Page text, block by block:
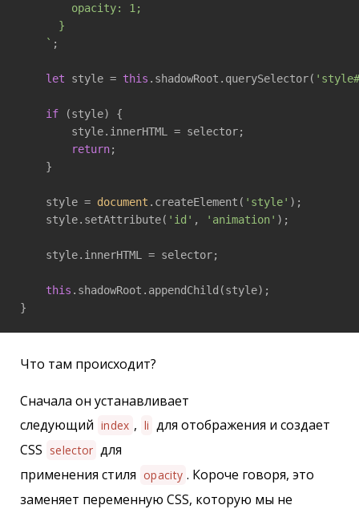
        opacity: 1;
      }
    `
;
let style = this .shadowRoot.querySelector(
if (style) {
        style.innerHTML = selector;
return;
    }
    style =
document .createElement( 'style' );
    style.setAttribute(
'id' , 'animation' );
    style.innerHTML = selector;
this .shadowRoot.appendChild(style);
}
Что там происходит?
Сначала он устанавливает
следующий index , li для отображения и создает
CSS selector для
применения стиля opacity . Короче говоря, это
заменяет переменную CSS, которую мы не